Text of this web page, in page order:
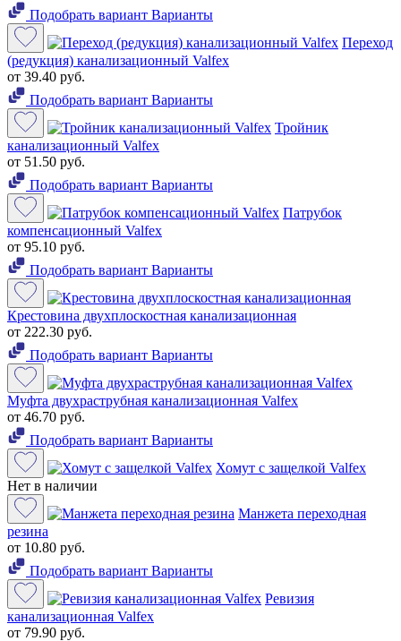
Подобрать вариант Варианты
Переход
(редукция) канализационный Valfex
от 39.40 руб.
Подобрать вариант Варианты
Тройник
канализационный Valfex
от 51.50 руб.
Подобрать вариант Варианты
Патрубок
компенсационный Valfex
от 95.10 руб.
Подобрать вариант Варианты
Крестовина двухплоскостная канализационная
от 222.30 руб.
Подобрать вариант Варианты
Муфта двухраструбная канализационная Valfex
от 46.70 руб.
Подобрать вариант Варианты
Хомут с защелкой Valfex
Нет в наличии
Манжета переходная
резина
от 10.80 руб.
Подобрать вариант Варианты
Ревизия
канализационная Valfex
от 79.90 руб.